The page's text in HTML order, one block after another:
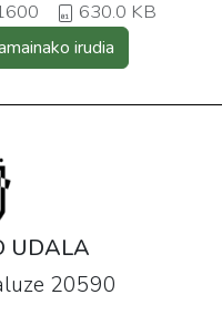
630.0 KB
irudia
UDALA
20590